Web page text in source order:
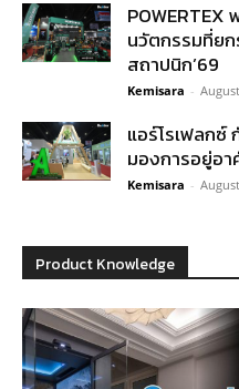
POWERTEX
นวัตกรรมที่ยก
สถาปนิก’69
Kemisara -
แอร์โรเฟลกซ์
มองการอยู่อา
Kemisara -
Product Knowledge